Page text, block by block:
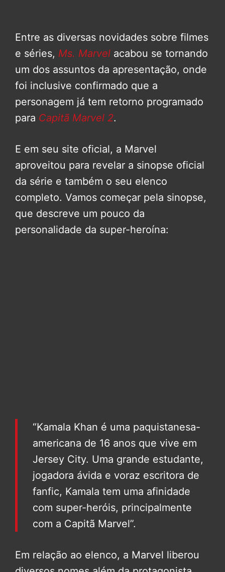
Entre as diversas novidades sobre filmes
e séries, Ms. Marvel acabou se tornando
um dos assuntos da apresentação, onde
foi inclusive confirmado que a
personagem já tem retorno programado
para Capitã Marvel 2.
E em seu site oficial, a Marvel
aproveitou para revelar a sinopse oficial
da série e também o seu elenco
completo. Vamos começar pela sinopse,
que descreve um pouco da
personalidade da super-heroína:
“Kamala Khan é uma paquistanesa-
americana de 16 anos que vive em
Jersey City. Uma grande estudante,
jogadora ávida e voraz escritora de
fanfic, Kamala tem uma afinidade
com super-heróis, principalmente
com a Capitã Marvel”.
Em relação ao elenco, a Marvel liberou